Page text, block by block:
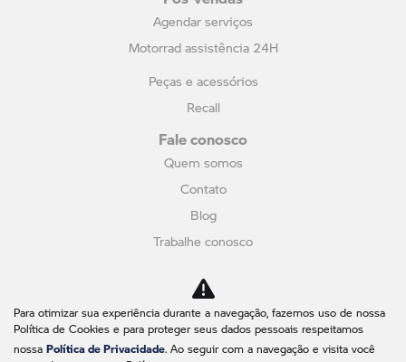
Agendar serviços
Motorrad assistência 24H
Peças e acessórios
Recall
Fale conosco
Quem somos
Contato
Blog
Trabalhe conosco
Canal de Denúncias
No trânsito, enxergar o outro salva vidas.
Para otimizar sua experiência durante a navegação, fazemos uso de nossa
Política de Cookies e para proteger seus dados pessoais respeitamos
nossa Política de Privacidade. Ao seguir com a navegação e visita você